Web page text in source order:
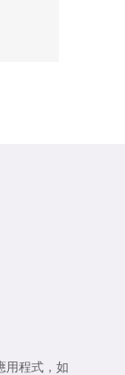
用程式，如